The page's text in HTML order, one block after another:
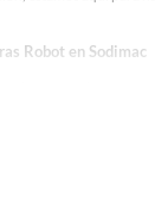
Robot en Sodimac
tus proyectos y